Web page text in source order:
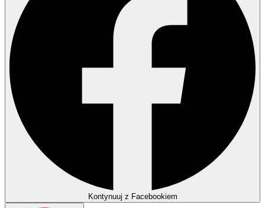
Kontynuuj z Facebookiem